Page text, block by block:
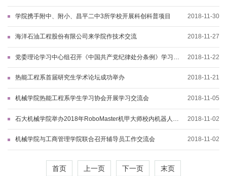
学院携手附中、附小、昌平二中3所学校开展科创科普项目 2018-11-30
海洋石油工程股份有限公司来学院作技术交流 2018-11-27
党委理论学习中心组召开《中国共产党纪律处分条例》学习会
2018-11-22
热能工程系首届研究生学术论坛成功举办 2018-11-21
机械学院热能工程系学生学习协会开展学习交流会 2018-11-05
石大机械学院举办2018年RoboMaster机甲大师校内机器人大
2018-11-02
机械学院与工商管理学院联合召开辅导员工作交流会 2018-11-02
首页 上一页 下一页 末页